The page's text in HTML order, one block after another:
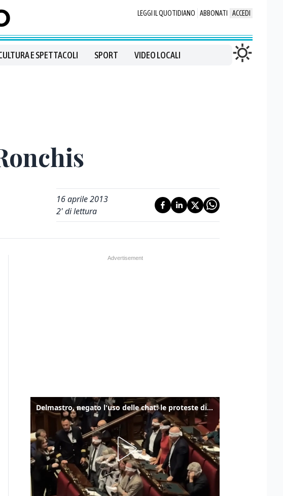
LEGGI IL QUOTIDIANO ABBONATI ACCEDI
E SPETTACOLI SPORT VIDEO LOCALI
16 aprile 2013
2' di lettura
Delmastro, negato l'uso delle chat: le proteste di Avs e M5s